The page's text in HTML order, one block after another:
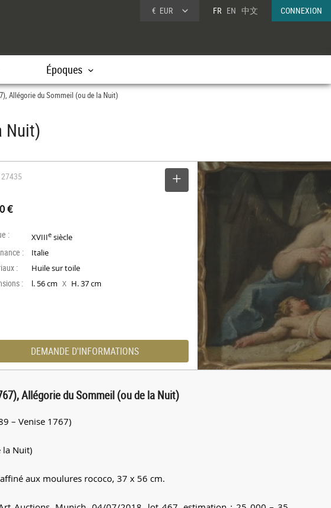
€ EUR FR EN 中文 CONNEXION
Époques
Allégorie du Sommeil (ou de la Nuit)
Nuit)
€
: XVIIIe siècle
: Italie
: Huile sur toile
: l. 56 cm X H. 37 cm
DEMANDE D'INFORMATIONS
Allégorie du Sommeil (ou de la Nuit)
– Venise 1767)
la Nuit)
aux moulures rococo, 37 x 56 cm.